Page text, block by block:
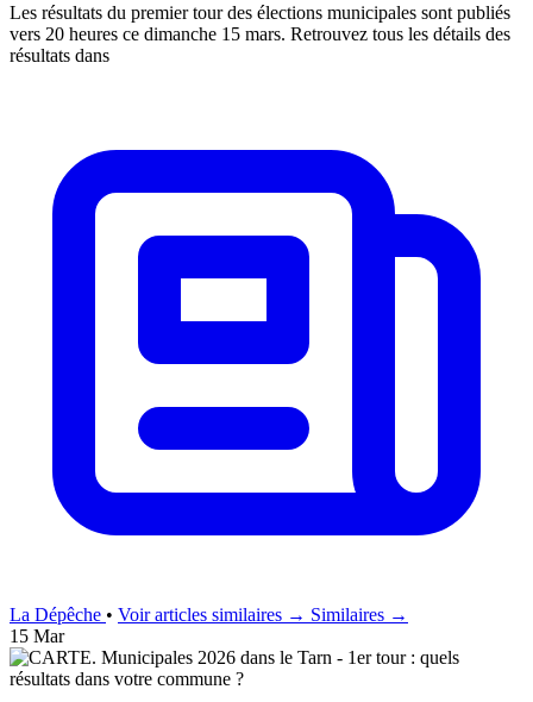
Les résultats du premier tour des élections municipales sont publiés
vers 20 heures ce dimanche 15 mars. Retrouvez tous les détails des
résultats dans
La Dépêche • Voir articles similaires → Similaires →
15 Mar